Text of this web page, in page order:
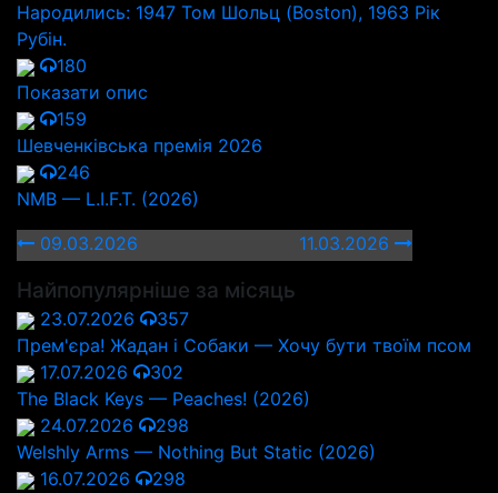
Народились: 1947 Том Шольц (Boston), 1963 Рік
Рубін.
180
Показати опис
159
Шевченківська премія 2026
246
NMB — L.I.F.T. (2026)
09.03.2026
11.03.2026
Найпопулярніше за місяць
23.07.2026
357
Прем'єра! Жадан і Собаки — Хочу бути твоїм псом
17.07.2026
302
The Black Keys — Peaches! (2026)
24.07.2026
298
Welshly Arms — Nothing But Static (2026)
16.07.2026
298